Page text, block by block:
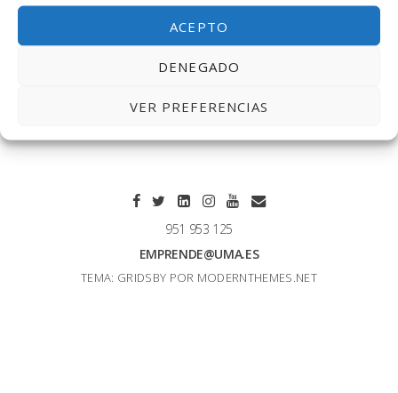
ACEPTO
DENEGADO
VER PREFERENCIAS
Parece que no hemos podido encontrar lo que estás
buscando. Quizá pueda ayudarte una búsqueda.
951 953 125
EMPRENDE@UMA.ES
TEMA: GRIDSBY POR MODERNTHEMES.NET